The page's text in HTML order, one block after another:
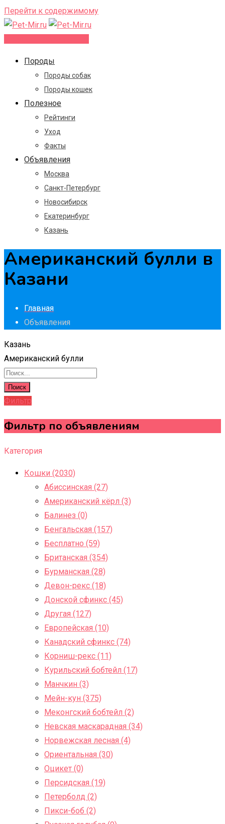
Перейти к содержимому
Породы
Породы собак
Породы кошек
Полезное
Рейтинги
Уход
Факты
Объявления
Москва
Санкт-Петербург
Новосибирск
Екатеринбург
Казань
Американский булли в
Казани
Главная
Объявления
Казань
Американский булли
Поиск
Фильтр
Фильтр по объявлениям
Категория
Кошки (2030)
Абиссинская (27)
Американский кёрл (3)
Балинез (0)
Бенгальская (157)
Бесплатно (59)
Британская (354)
Бурманская (28)
Девон-рекс (18)
Донской сфинкс (45)
Другая (127)
Европейская (10)
Канадский сфинкс (74)
Корниш-рекс (11)
Курильский бобтейл (17)
Манчкин (3)
Мейн-кун (375)
Меконгский бобтейл (2)
Невская маскарадная (34)
Норвежская лесная (4)
Ориентальная (30)
Оцикет (0)
Персидская (19)
Петерболд (2)
Пикси-боб (2)